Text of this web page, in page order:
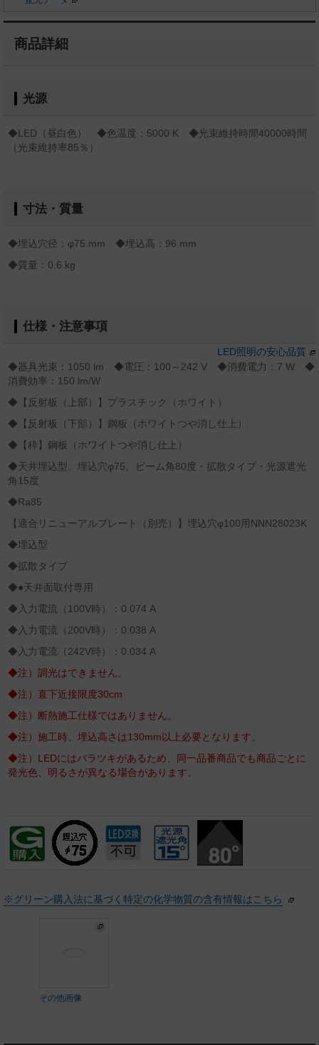
商品詳細
光源
◆LED（昼白色） ◆色温度：5000 K ◆光束維持時間40000時間
（光束維持率85％）
寸法・質量
◆埋込穴径：φ75 mm ◆埋込高：96 mm
◆質量：0.6 kg
仕様・注意事項
LED照明の安心品質
◆器具光束：1050 lm ◆電圧：100～242 V ◆消費電力：7 W ◆
消費効率：150 lm/W
◆【反射板（上部）】プラスチック（ホワイト）
◆【反射板（下部）】鋼板（ホワイトつや消し仕上）
◆【枠】鋼板（ホワイトつや消し仕上）
◆天井埋込型、埋込穴φ75、ビーム角80度・拡散タイプ・光源遮光
角15度
◆Ra85
【適合リニューアルプレート（別売）】埋込穴φ100用NNN28023K
◆埋込型
◆拡散タイプ
◆●天井面取付専用
◆入力電流（100V時）：0.074 A
◆入力電流（200V時）：0.038 A
◆入力電流（242V時）：0.034 A
◆注）調光はできません。
◆注）直下近接限度30cm
◆注）断熱施工仕様ではありません。
◆注）施工時、埋込高さは130mm以上必要となります。
◆注）LEDにはバラツキがあるため、同一品番商品でも商品ごとに
発光色、明るさが異なる場合があります。
※グリーン購入法に基づく特定の化学物質の含有情報はこちら
その他画像